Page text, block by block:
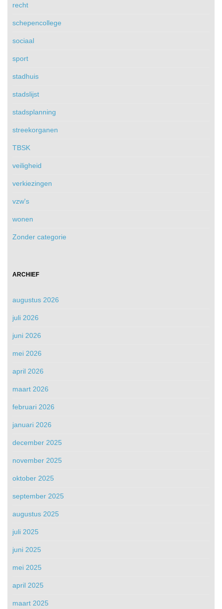
recht
schepencollege
sociaal
sport
stadhuis
stadslijst
stadsplanning
streekorganen
TBSK
veiligheid
verkiezingen
vzw's
wonen
Zonder categorie
ARCHIEF
augustus 2026
juli 2026
juni 2026
mei 2026
april 2026
maart 2026
februari 2026
januari 2026
december 2025
november 2025
oktober 2025
september 2025
augustus 2025
juli 2025
juni 2025
mei 2025
april 2025
maart 2025